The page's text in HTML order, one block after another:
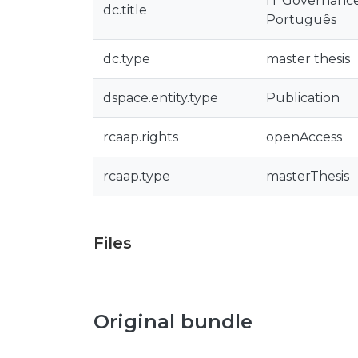
dc.title
Português
dc.type master thesis
dspace.entity.type Publication
rcaap.rights openAccess
rcaap.type masterThesis
Files
Original bundle